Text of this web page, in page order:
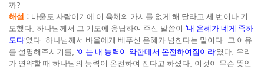
까?
해설 : 바울도 사람이기에 이 육체의 가시를 없게 해 달라고 세 번이나 기
도했다 하나님께서 그 기도에 응답하여 주신 말씀이 ‘내 은혜가 네게 족하
도다’였다 하나님께서 바울에게 베푸신 은혜가 넘친다는 말이다 그 이유
를 설명해주시기를 ‘이는 내 능력이 약한데서 온전하여짐이라’였다 우리
가 연약할 때 하나님의 능력이 온전하여 진다고 하셨다 이것이 무슨 뜻인